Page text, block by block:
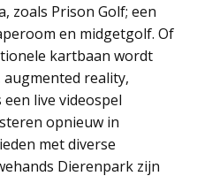
zoals Prison Golf; een
en midgetgolf. Of
kartbaan wordt
reality,
live videospel
opnieuw in
met diverse
Dierenpark zijn